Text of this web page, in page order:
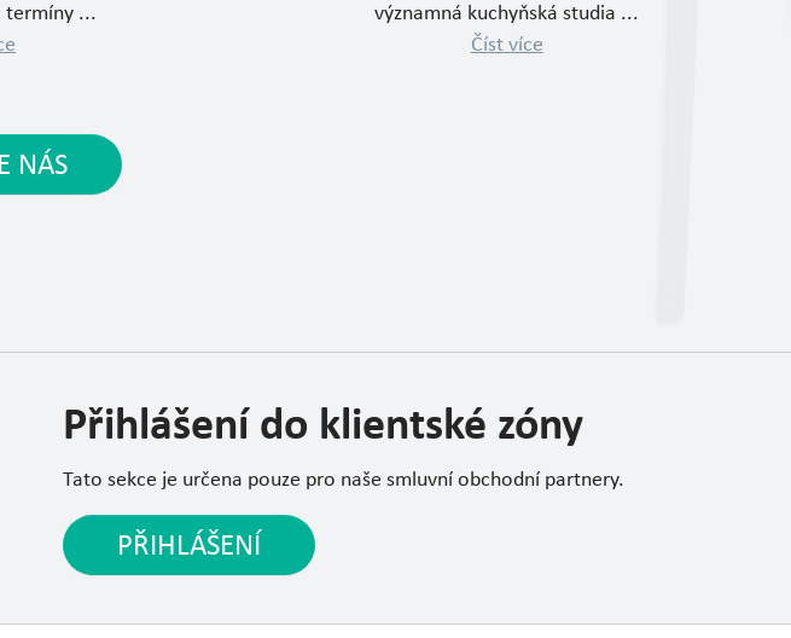
termíny ...
významná kuchyňská studia ...
Číst více
NÁS
Přihlášení do klientské zóny
Tato sekce je určena pouze pro naše smluvní obchodní partnery.
PŘIHLÁŠENÍ